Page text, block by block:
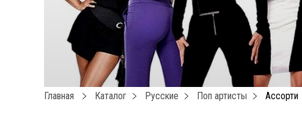
Главная Каталог Русские Поп артисты Ассорти